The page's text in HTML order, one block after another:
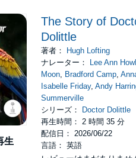
生
The Story of
Dolittle
著者：
Hugh Lofting
ナレーター：
Lee Ann
Moon, Bradford Camp,
Isabelle Friday,Andy
Summerville
シリーズ：
Doctor Dolittle
再生時間： 2 時間 35 分
配信日： 2026/06/22
言語： 英語